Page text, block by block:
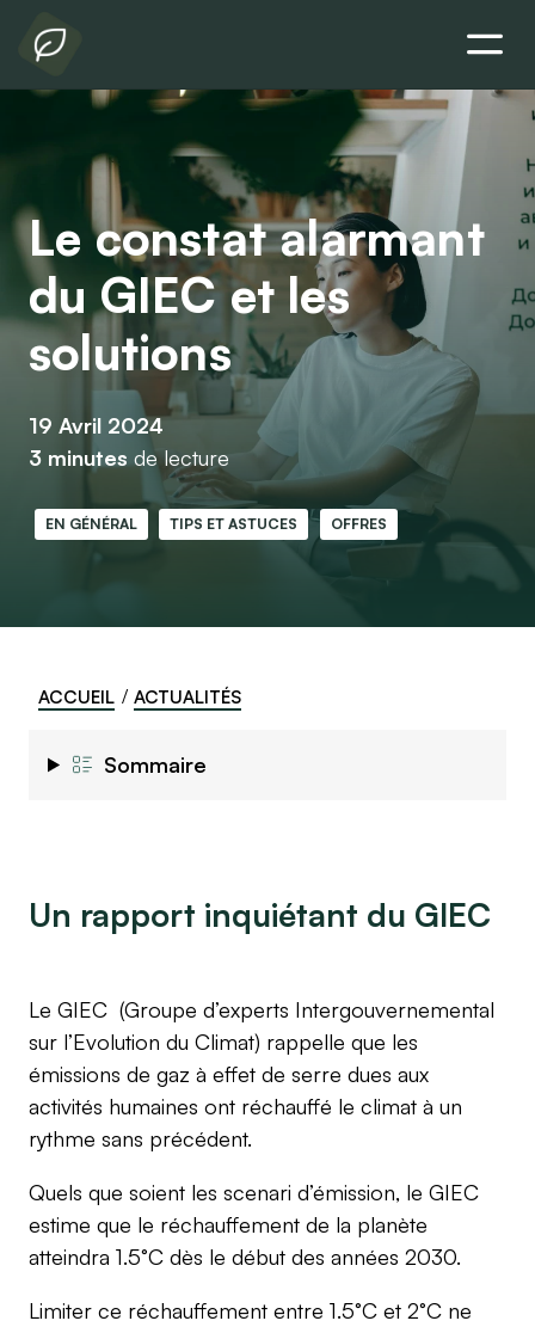
Le constat alarmant
du GIEC et les
solutions
19 Avril 2024
3 minutes de lecture
EN GÉNÉRAL TIPS ET ASTUCES OFFRES
ACCUEIL ACTUALITÉS
Sommaire
Un rapport inquiétant du GIEC
Le GIEC (Groupe d’experts Intergouvernemental
sur l’Evolution du Climat) rappelle que les
émissions de gaz à effet de serre dues aux
activités humaines ont réchauffé le climat à un
rythme sans précédent.
Quels que soient les scenari d’émission, le GIEC
estime que le réchauffement de la planète
atteindra 1.5°C dès le début des années 2030.
Limiter ce réchauffement entre 1.5°C et 2°C ne